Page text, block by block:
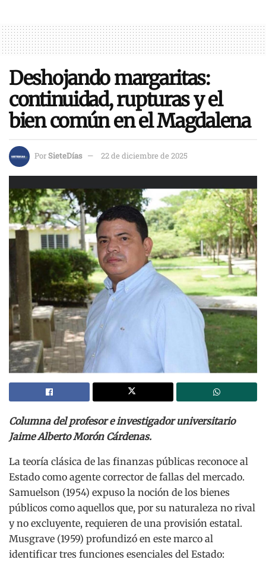
Deshojando margaritas:
continuidad, rupturas y el
bien común en el Magdalena
PorSieteDías 22 de diciembre de 2025
Columna del profesor e investigador universitario
Jaime Alberto Morón Cárdenas.
La teoría clásica de las finanzas públicas reconoce al
Estado como agente corrector de fallas del mercado.
Samuelson (1954) expuso la noción de los bienes
públicos como aquellos que, por su naturaleza no rival
y no excluyente, requieren de una provisión estatal.
Musgrave (1959) profundizó en este marco al
identificar tres funciones esenciales del Estado: